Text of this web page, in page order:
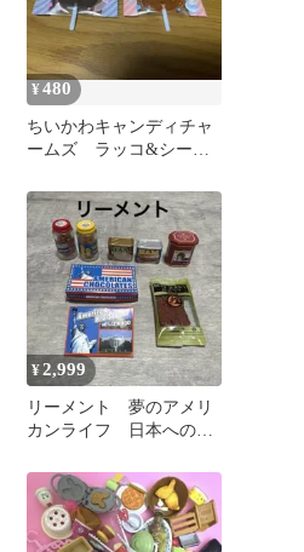
¥480
ちいかわキャンディチャ
ームズ ラッコ&シーサ
¥2,999
リーメント 夢のアメリ
カンライフ 日本へのお